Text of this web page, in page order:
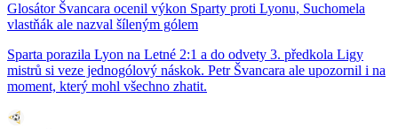
Glosátor Švancara ocenil výkon Sparty proti Lyonu, Suchomela
vlastňák ale nazval šíleným gólem
Sparta porazila Lyon na Letné 2:1 a do odvety 3. předkola Ligy
mistrů si veze jednogólový náskok. Petr Švancara ale upozornil i na
moment, který mohl všechno zhatit.